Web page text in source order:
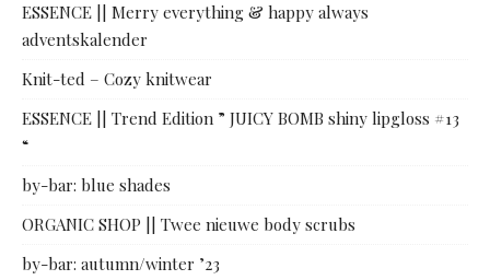
ESSENCE || Merry everything & happy always
adventskalender
Knit-ted – Cozy knitwear
ESSENCE || Trend Edition ” JUICY BOMB shiny lipgloss #13
“
by-bar: blue shades
ORGANIC SHOP || Twee nieuwe body scrubs
by-bar: autumn/winter ’23